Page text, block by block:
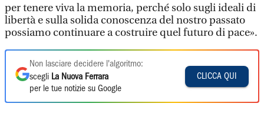
per tenere viva la memoria, perché solo sugli ideali di
libertà e sulla solida conoscenza del nostro passato
possiamo continuare a costruire quel futuro di pace».
Non lasciare decidere l'algoritmo:
scegli La Nuova Ferrara
per le tue notizie su Google
CLICCA QUI